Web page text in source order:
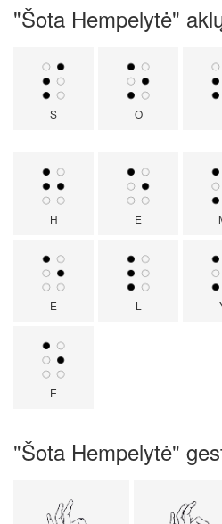
"Šota Hempelytė"
S O
H E
E L
E
"Šota Hempelytė"